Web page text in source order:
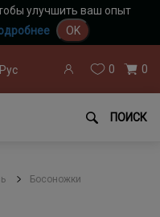
улучшить ваш опыт
OK
Рус 0 0
ПОИСК
Босоножки